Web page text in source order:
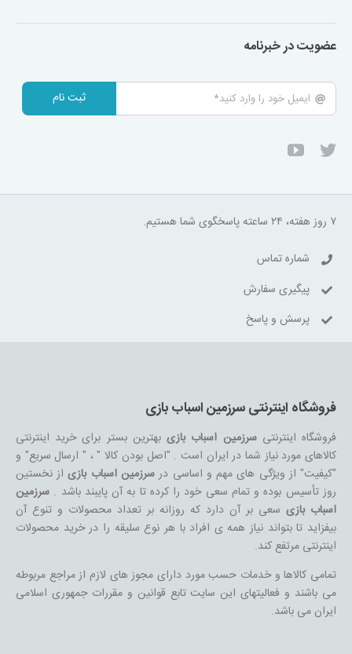
عضویت در خبرنامه
ثبت نام
۷ روز هفته، ۲۴ ساعته پاسخگوی شما هستیم.
شماره تماس
پیگیری سفارش
پرسش و پاسخ
فروشگاه اینترنتی سرزمین اسباب بازی
فروشگاه اینترنتیسرزمین اسباب بازیبهترین بستر برای خرید اینترنتی
کالاهای مورد نیاز شما در ایران است . "اصل بودن کالا " ، " ارسال سریع" و
"کیفیت" از ویژگی های مهم و اساسی در سرزمین اسباب بازیاز نخستین
روز تأسیس بوده و تمام سعی خود را کرده تا به آن پایبند باشد .سرزمین
اسباب بازیسعی بر آن دارد که روزانه بر تعداد محصولات و تنوع آن
بیفزاید تا بتواند نیاز همه ی افراد با هر نوع سلیقه را در خرید محصولات
اینترنتی مرتفع کند.
تمامی کالاها و خدمات حسب مورد دارای مجوز های لازم از مراجع مربوطه
می باشند و فعالیتهای این سایت تابع قوانین و مقررات جمهوری اسلامی
ایران می باشد.